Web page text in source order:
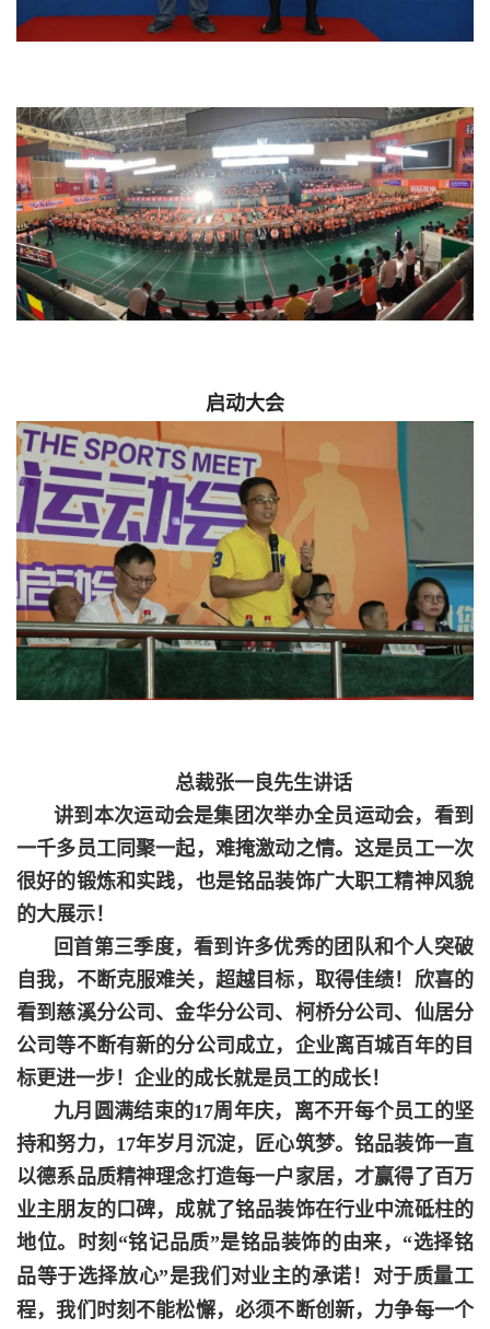
启动大会
总裁张一良先生讲话
讲到本次运动会是集团次举办全员运动会，看到
一千多员工同聚一起，难掩激动之情。这是员工一次
很好的锻炼和实践，也是铭品装饰广大职工精神风貌
的大展示！
回首第三季度，看到许多优秀的团队和个人突破
自我，不断克服难关，超越目标，取得佳绩！欣喜的
看到慈溪分公司、金华分公司、柯桥分公司、仙居分
公司等不断有新的分公司成立，企业离百城百年的目
标更进一步！企业的成长就是员工的成长！
九月圆满结束的17周年庆，离不开每个员工的坚
持和努力，17年岁月沉淀，匠心筑梦。铭品装饰一直
以德系品质精神理念打造每一户家居，才赢得了百万
业主朋友的口碑，成就了铭品装饰在行业中流砥柱的
地位。
时刻“铭记品质”是铭品装饰的由来，“选择铭
品等于选择放心”是我们对业主的承诺！对于质量工
程，我们时刻不能松懈，必须不断创新，力争每一个